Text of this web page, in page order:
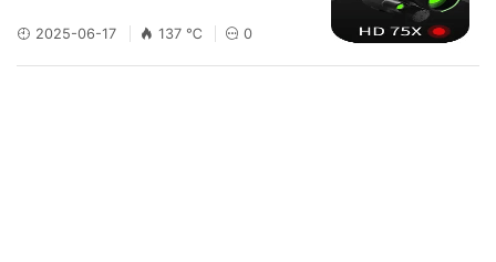
2025-06-17 137 ℃ 0